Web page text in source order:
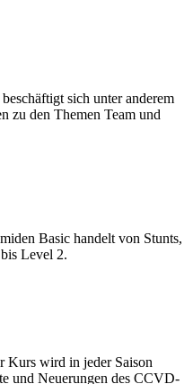
sich unter anderem
zu den Themen Team und
Basic handelt von Stunts,
Level 2.
Kurs wird in jeder Saison
und Neuerungen des CCVD-